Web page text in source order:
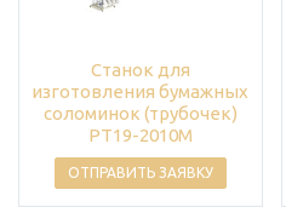
Станок для
изготовления бумажных
соломинок (трубочек)
PT19-2010M
ОТПРАВИТЬ ЗАЯВКУ